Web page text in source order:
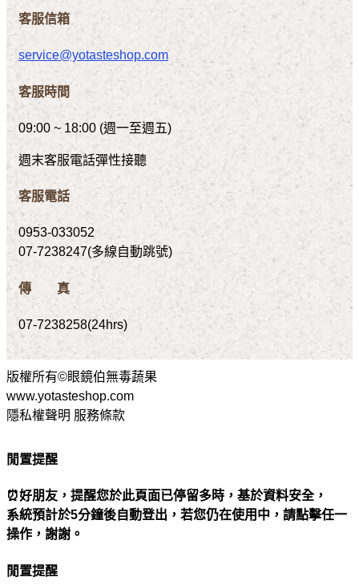
客服信箱
service@yotasteshop.com
客服時間
09:00 ~ 18:00 (週一至週五)
週末客服電話彈性接聽
客服電話
0953-033052
07-7238247(多線自動跳號)
傳 真
07-7238258(24hrs)
版權所有©眼鏡伯無毒蔬果
www.yotasteshop.com
隱私權聲明 服務條款
閒置提醒
⏰好朋友，提醒您於此頁面已停留多時，基於資料安全，
系統預計於5分鐘後自動登出，若您仍在使用中，請點擊任一
操作，謝謝。
閒置提醒